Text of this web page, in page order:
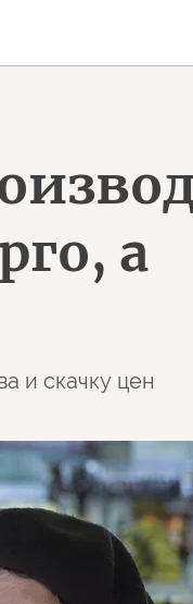
а
и скачку цен